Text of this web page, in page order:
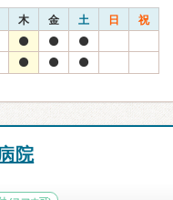
木 金 土 日 祝
院